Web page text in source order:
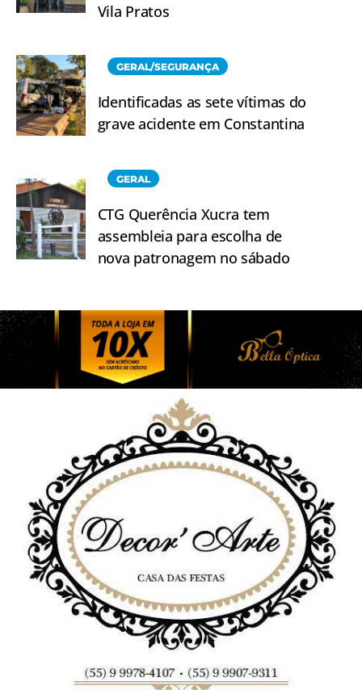
Vila Pratos
GERAL/SEGURANÇA
Identificadas as sete vítimas do
grave acidente em Constantina
GERAL
CTG Querência Xucra tem
assembleia para escolha de
nova patronagem no sábado